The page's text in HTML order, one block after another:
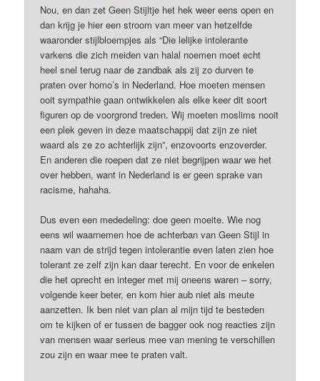
Nou, en dan zet Geen Stijltje het hek weer eens open en
dan krijg je hier een stroom van meer van hetzelfde
waaronder stijlbloempjes als “Die lelijke intolerante
varkens die zich meiden van halal noemen moet echt
heel snel terug naar de zandbak als zij zo durven te
praten over homo’s in Nederland. Hoe moeten mensen
ooit sympathie gaan ontwikkelen als elke keer dit soort
figuren op de voorgrond treden. Wij moeten moslims nooit
een plek geven in deze maatschappij dat zijn ze niet
waard als ze zo achterlijk zijn”, enzovoorts enzoverder.
En anderen die roepen dat ze niet begrijpen waar we het
over hebben, want in Nederland is er geen sprake van
racisme, hahaha.
Dus even een mededeling: doe geen moeite. Wie nog
eens wil waarnemen hoe de achterban van Geen Stijl in
naam van de strijd tegen intolerantie even laten zien hoe
tolerant ze zelf zijn kan daar terecht. En voor de enkelen
die het oprecht en integer met mij oneens waren – sorry,
volgende keer beter, en kom hier aub niet als meute
aanzetten. Ik ben niet van plan al mijn tijd te besteden
om te kijken of er tussen de bagger ook nog reacties zijn
van mensen waar serieus mee van mening te verschillen
zou zijn en waar mee te praten valt.